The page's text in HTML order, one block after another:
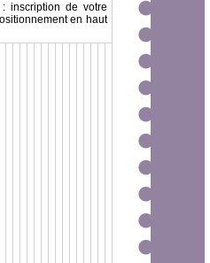
: inscription de votre
en haut